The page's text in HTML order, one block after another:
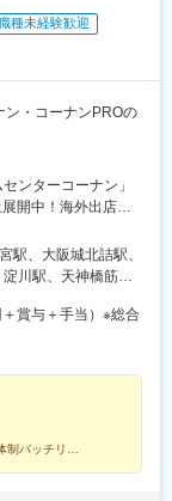
種未経験歓迎
ン・コーナンPROの
ンターコーナン」
開中！海外出店実
転居を伴う転勤はあ
限定職》は希望に
初回の配属は会社
す。全国の店舗や
舗規模、顧客層に
。■関東エリア…東
兵庫、京都、滋賀、
リア…徳島、香
・福岡・宮城・岐
島・長崎でも募集
駅、大阪城北詰駅、
川駅、天神橋筋六
、東三国駅、長原
庵駅、門真市駅、高
、住道駅、南摂津
石津北駅、沢良宜
、宇野辺駅、浜寺公
公園駅、富木駅、北
、高槻市駅、高槻
賞与＋手当）※総合
バッチリ！